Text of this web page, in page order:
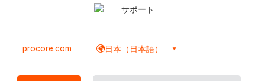
サポート
procore.com 日本（日本語）